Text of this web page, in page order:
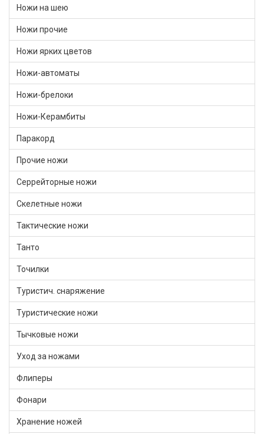
Ножи на шею
Ножи прочие
Ножи ярких цветов
Ножи-автоматы
Ножи-брелоки
Ножи-Керамбиты
Паракорд
Прочие ножи
Серрейторные ножи
Скелетные ножи
Тактические ножи
Танто
Точилки
Туристич. снаряжение
Туристические ножи
Тычковые ножи
Уход за ножами
Флиперы
Фонари
Хранение ножей